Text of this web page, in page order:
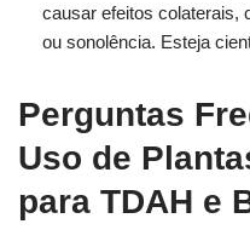
causar efeitos colaterais,
ou sonolência. Esteja
Perguntas
Uso de
para TDAH e